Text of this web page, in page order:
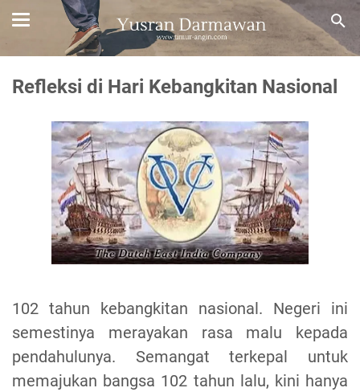
Refleksi di Hari Kebangkitan Nasional
102 tahun kebangkitan nasional. Negeri ini
semestinya merayakan rasa malu kepada
pendahulunya. Semangat terkepal untuk
memajukan bangsa 102 tahun lalu, kini hanya